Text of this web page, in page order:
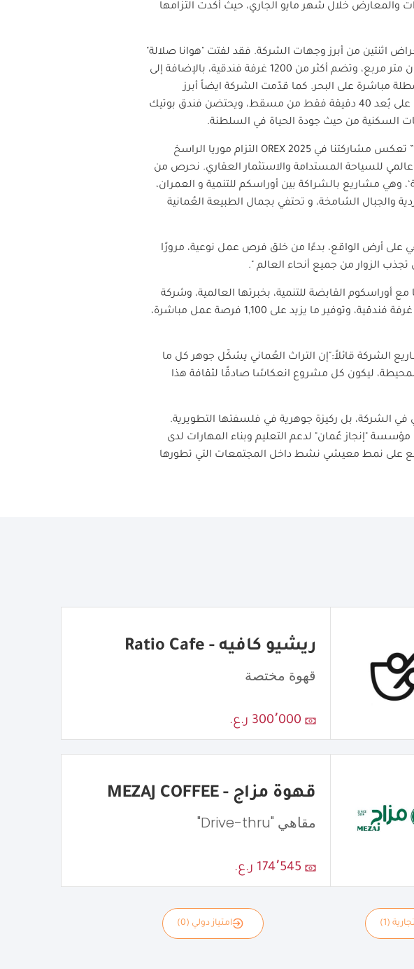
والمعارض خلال شهر مايو الجاري، حيث أكدت التزامها
اثنتين من أبرز وجهات الشركة. فقد لفتت "هوانا صلالة"
الأنظار باعتبارها أكبر وجهة سياحية متكاملة في منطقة ظفار، بمساحة تتجاوز 13.6 مليون متر مربع، وتضم أكثر من 1200 غرفة فندقية، بالإضافة إلى
مرسى، إلى جانب وحدات سكنية مطلة مباشرة على البحر. كما قدّمت الشركة ايضاً أبرز
التطورات في مشروع "جبل السيفة"، الذي يُعد أكثر من مجرد وجهة بحرية فاخرة، إذ يقع على بُعد 40 دقيقة فقط من مسقط، ويحتضن فندق بوتيك
السكنية من حيث جودة الحياة في السلطنة.
تعكس مشاركتنا في OREX 2025 التزام موريا الراسخ
للسياحة المستدامة والاستثمار العقاري. نحرص من
وهي مشاريع بالشراكة بين أوراسكم للتنمية و العمران،
والجبال الشامخة، و تحتفي بجمال الطبيعة العُمانية
على أرض الواقع، بدءًا من خلق فرص عمل نوعية، مرورًا
تجذب الزوار من جميع أنحاء العالم ".
أوراسكوم القابضة للتنمية، بخبرتها العالمية، وشركة
عُمران، الذراع الحكومية لتطوير السياحة، وهي شراكات أثمرت عن تطوير أكثر من 1,200 غرفة فندقية، وتوفير ما يزيد على 1,100 فرصة عمل مباشرة،
الشركة قائلاً:"إن التراث العُماني يشكّل جوهر كل ما
ليكون كل مشروع انعكاسًا صادقًا لثقافة هذا
الشركة، بل ركيزة جوهرية في فلسفتها التطويرية.
مؤسسة "إنجاز عُمان" لدعم التعليم وبناء المهارات لدى
على نمط معيشي نشط داخل المجتمعات التي تطورها
ريشيو كافيه - Ratio Cafe
قهوة مختصة
300٬000 ر.ع.
قهوة مزاج - MEZAJ COFFEE
مقاهي "Drive-thru"
174٬545 ر.ع.
(1) امتياز دولي (0)